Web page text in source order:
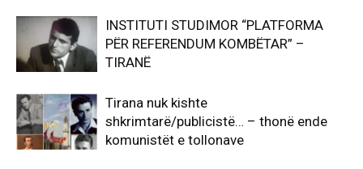
INSTITUTI STUDIMOR “PLATFORMA
PËR REFERENDUM KOMBËTAR” –
TIRANË
Tirana nuk kishte
shkrimtarë/publicistë… – thonë ende
komunistët e tollonave